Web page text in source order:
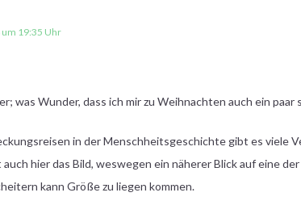
19:35 Uhr
was Wunder, dass ich mir zu Weihnachten auch ein paar
in der Menschheitsgeschichte gibt es viele
hier das Bild, weswegen ein näherer Blick auf eine
kann Größe zu liegen kommen.